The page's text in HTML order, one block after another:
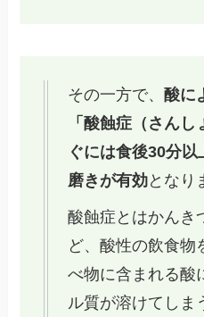
その一方で、酸に
「酸蝕症（さん
ぐには食後30分
磨きが有効となり
酸蝕症とはかんき
ど、酸性の飲食物
べ物に含まれる酸
ル質が溶けてしま